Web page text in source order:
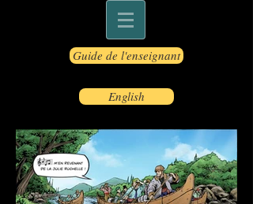
Guide de l'enseignant
English